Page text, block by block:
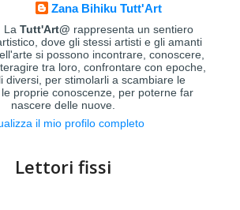
Zana Bihiku Tutt'Art
LaTutt'Art@ rappresenta un sentiero
dove gli stessi artisti e gli amanti
si possono incontrare, conoscere,
tra loro, confrontare con epoche,
diversi, per stimolarli a scambiare le
proprie conoscenze, per poterne far
nascere delle nuove.
il mio profilo completo
Lettori fissi